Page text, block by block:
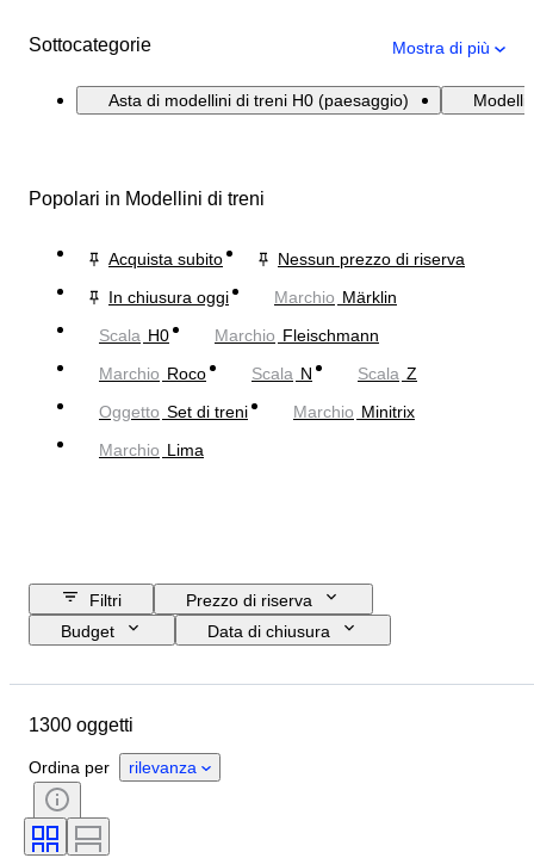
Sottocategorie Mostra di più
Asta di modellini di treni H0 (paesaggio)
Popolari in Modellini di treni
Acquista subito
Nessun prezzo di riserva
In chiusura oggi
Marchio Märklin
Scala H0 Marchio Fleischmann
Marchio Roco Scala N Scala Z
Oggetto Set di treni Marchio Minitrix
Marchio Lima
Filtri
Prezzo di riserva
Budget
Data di chiusura
Materiale
Accessori
Soggetto
Scala
Alimentazione
1300 oggetti
Ordina per rilevanza